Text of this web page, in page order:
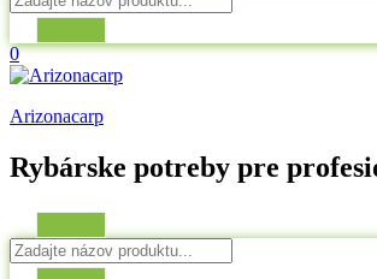
0
Arizonacarp
Rybárske potreby pre